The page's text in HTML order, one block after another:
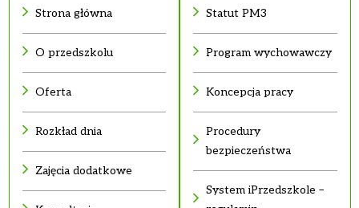
Strona główna
O przedszkolu
Oferta
Rozkład dnia
Zajęcia dodatkowe
Statut PM3
Program wychowawczy
Koncepcja pracy
Procedury
bezpieczeństwa
System iPrzedszkole –